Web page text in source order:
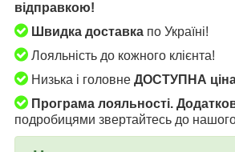
відправкою!
Швидка доставка по Україні!
Лояльність до кожного клієнта!
Низька і головне ДОСТУПНА
Програма лояльності.
подробицями звертайтесь до